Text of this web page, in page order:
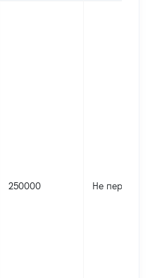
250000 Не передано